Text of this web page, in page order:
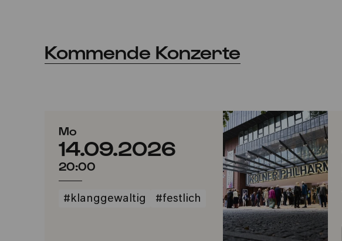
Kommende Konzerte
Mo
14.09.2026
20:00
#klanggewaltig #festlich